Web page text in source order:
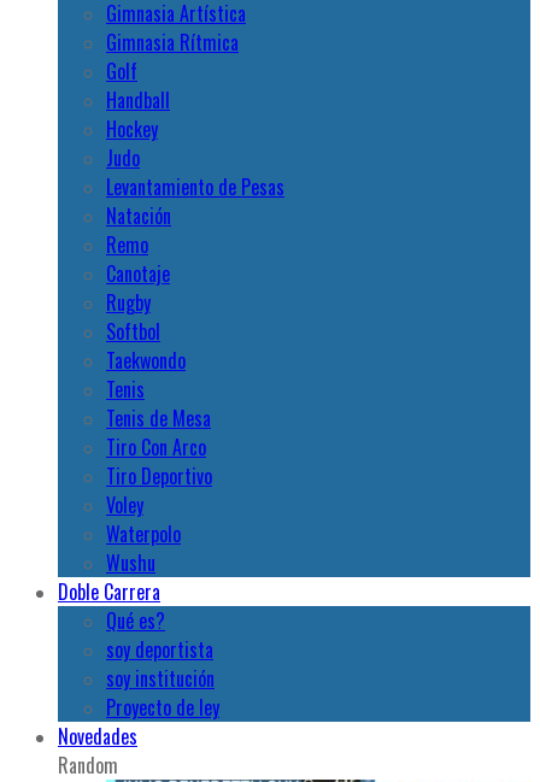
Gimnasia Artística
Gimnasia Rítmica
Golf
Handball
Hockey
Judo
Levantamiento de Pesas
Natación
Remo
Canotaje
Rugby
Softbol
Taekwondo
Tenis
Tenis de Mesa
Tiro Con Arco
Tiro Deportivo
Voley
Waterpolo
Wushu
Doble Carrera
Qué es?
soy deportista
soy institución
Proyecto de ley
Novedades
Random